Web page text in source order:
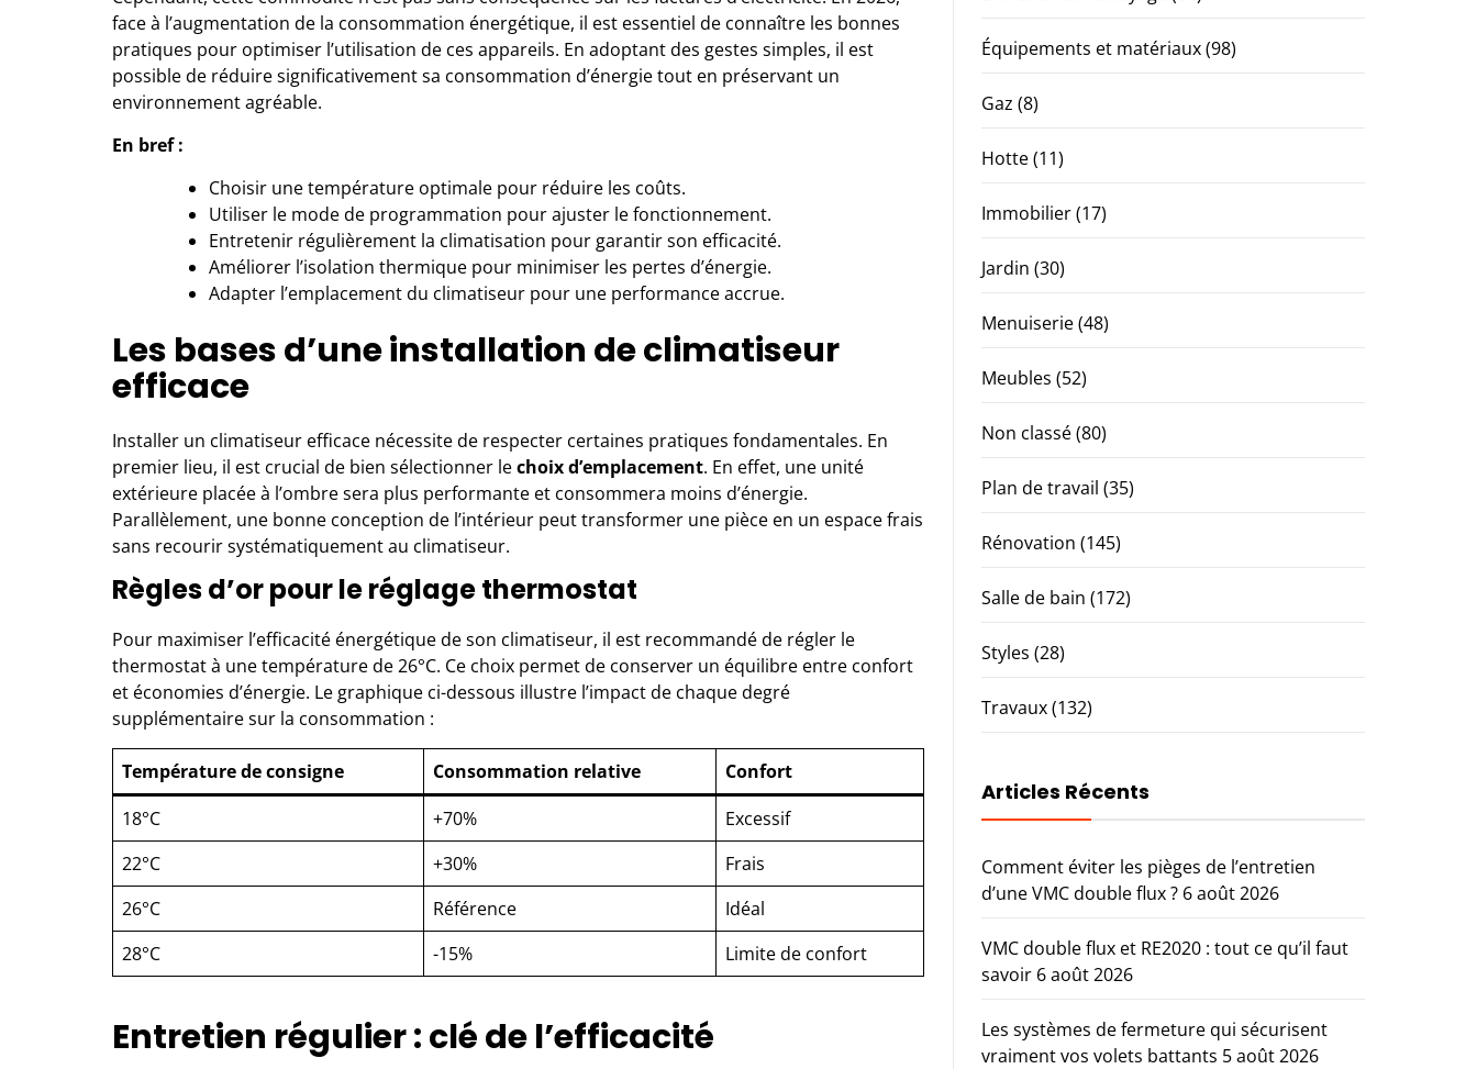
face à l’augmentation de la consommation énergétique, il est essentiel de connaître les bonnes
pratiques pour optimiser l’utilisation de ces appareils. En adoptant des gestes simples, il est
possible de réduire significativement sa consommation d’énergie tout en préservant un
environnement agréable.
En bref :
Choisir une température optimale pour réduire les coûts.
Utiliser le mode de programmation pour ajuster le fonctionnement.
Entretenir régulièrement la climatisation pour garantir son efficacité.
Améliorer l’isolation thermique pour minimiser les pertes d’énergie.
Adapter l’emplacement du climatiseur pour une performance accrue.
Les bases d’une installation de climatiseur
efficace
Installer un climatiseur efficace nécessite de respecter certaines pratiques fondamentales. En
premier lieu, il est crucial de bien sélectionner lechoix d’emplacement. En effet, une unité
extérieure placée à l’ombre sera plus performante et consommera moins d’énergie.
Parallèlement, une bonne conception de l’intérieur peut transformer une pièce en un espace frais
sans recourir systématiquement au climatiseur.
Règles d’or pour le réglage thermostat
Pour maximiser l’efficacité énergétique de son climatiseur, il est recommandé de régler le
thermostat à une température de 26°C. Ce choix permet de conserver un équilibre entre confort
et économies d’énergie. Le graphique ci-dessous illustre l’impact de chaque degré
supplémentaire sur la consommation :
Température de consigne Consommation relative
Confort
18°C
+70%
Excessif
22°C
+30%
Frais
26°C
Référence
Idéal
28°C
-15% Limite de confort
Entretien régulier : clé de l’efficacité
Équipements et matériaux(98)
Gaz (8)
Hotte(11)
Immobilier(17)
Jardin (30)
Menuiserie(48)
Meubles (52)
Non classé(80)
Plan de travail (35)
Rénovation (145)
Salle de bain (172)
Styles (28)
Travaux(132)
Articles Récents
Comment éviter les pièges de l’entretien
d’une VMC double flux ? 6 août 2026
VMC double flux et RE2020 : tout ce qu’il faut
savoir 6 août 2026
Les systèmes de fermeture qui sécurisent
vraiment vos volets battants 5 août 2026